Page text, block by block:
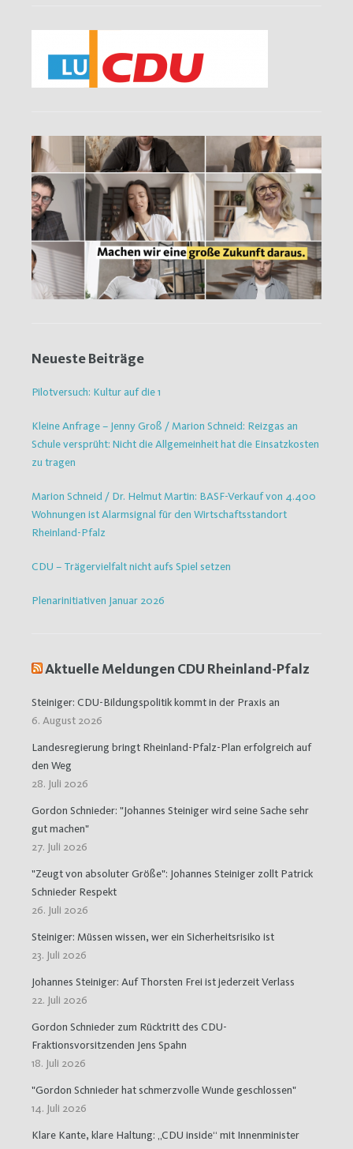
Neueste Beiträge
Pilotversuch: Kultur auf die 1
Kleine Anfrage – Jenny Groß / Marion Schneid: Reizgas an
Schule versprüht: Nicht die Allgemeinheit hat die Einsatzkosten
zu tragen
Marion Schneid / Dr. Helmut Martin: BASF-Verkauf von 4.400
Wohnungen ist Alarmsignal für den Wirtschaftsstandort
Rheinland-Pfalz
CDU – Trägervielfalt nicht aufs Spiel setzen
Plenarinitiativen Januar 2026
Aktuelle Meldungen CDU Rheinland-Pfalz
Steiniger: CDU-Bildungspolitik kommt in der Praxis an
6. August 2026
Landesregierung bringt Rheinland-Pfalz-Plan erfolgreich auf
den Weg
28. Juli 2026
Gordon Schnieder: "Johannes Steiniger wird seine Sache sehr
gut machen"
27. Juli 2026
"Zeugt von absoluter Größe": Johannes Steiniger zollt Patrick
Schnieder Respekt
26. Juli 2026
Steiniger: Müssen wissen, wer ein Sicherheitsrisiko ist
23. Juli 2026
Johannes Steiniger: Auf Thorsten Frei ist jederzeit Verlass
22. Juli 2026
Gordon Schnieder zum Rücktritt des CDU-
Fraktionsvorsitzenden Jens Spahn
18. Juli 2026
"Gordon Schnieder hat schmerzvolle Wunde geschlossen"
14. Juli 2026
Klare Kante, klare Haltung: „CDU inside“ mit Innenminister